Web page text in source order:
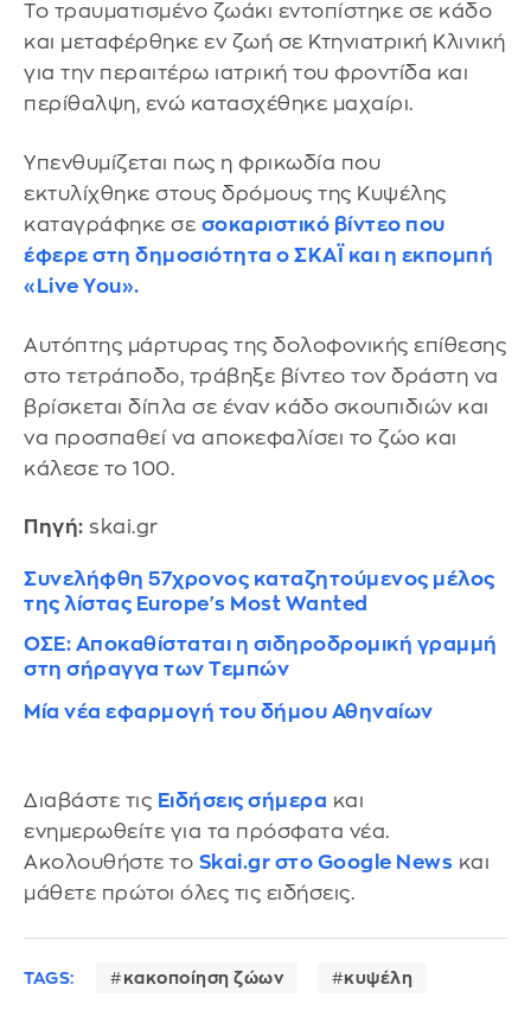
Το τραυματισμένο ζωάκι εντοπίστηκε σε κάδο
και μεταφέρθηκε εν ζωή σε Κτηνιατρική Κλινική
για την περαιτέρω ιατρική του φροντίδα και
περίθαλψη, ενώ κατασχέθηκε μαχαίρι.
Υπενθυμίζεται πως η φρικωδία που
εκτυλίχθηκε στους δρόμους της Κυψέλης
καταγράφηκε σε σοκαριστικό βίντεο που
έφερε στη δημοσιότητα ο ΣΚΑΪ και η εκπομπή
«Live You».
Αυτόπτης μάρτυρας της δολοφονικής επίθεσης
στο τετράποδο, τράβηξε βίντεο τον δράστη να
βρίσκεται δίπλα σε έναν κάδο σκουπιδιών και
να προσπαθεί να αποκεφαλίσει το ζώο και
κάλεσε το 100.
Πηγή: skai.gr
Συνελήφθη 57χρονος καταζητούμενος μέλος
της λίστας Europe's Most Wanted
ΟΣΕ: Αποκαθίσταται η σιδηροδρομική γραμμή
στη σήραγγα των Τεμπών
Μία νέα εφαρμογή του δήμου Αθηναίων
Διαβάστε τις Ειδήσεις σήμερα και
ενημερωθείτε για τα πρόσφατα νέα.
Ακολουθήστε το Skai.gr στο Google News και
μάθετε πρώτοι όλες τις ειδήσεις.
TAGS: κακοποίηση ζώων κυψέλη